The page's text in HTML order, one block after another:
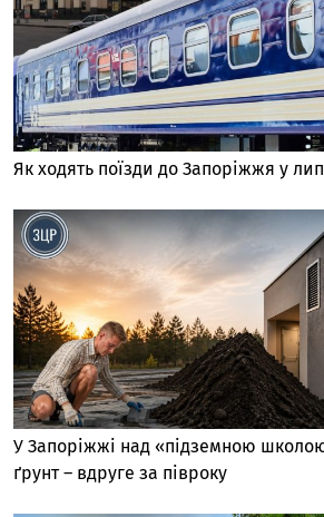
Як ходять поїзди до Запоріжжя у
У Запоріжжі над «підземною
ґрунт – вдруге за півроку